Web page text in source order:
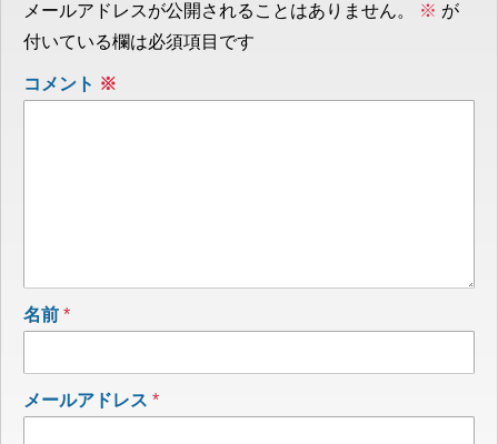
メールアドレスが公開されることはありません。 ※ が
付いている欄は必須項目です
コメント ※
名前 *
メールアドレス *